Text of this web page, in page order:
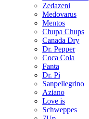
Zedazeni
Medovarus
Mentos
Chupa Chups
Canada Dry
Dr. Pepper
Coca Cola
Fanta
Dr. Pi
Sanpellegrino
Aziano
Love is
Schweppes